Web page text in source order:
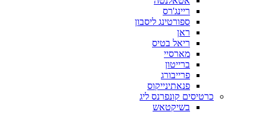
ריינג'רס
ספורטינג ליסבון
ראן
ריאל בטיס
מארסיי
ברייטון
פרייבורג
פנאתינייקוס
כרטיסים קונפרנס ליג
בשיקטאש